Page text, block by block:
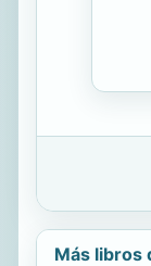
Más libros